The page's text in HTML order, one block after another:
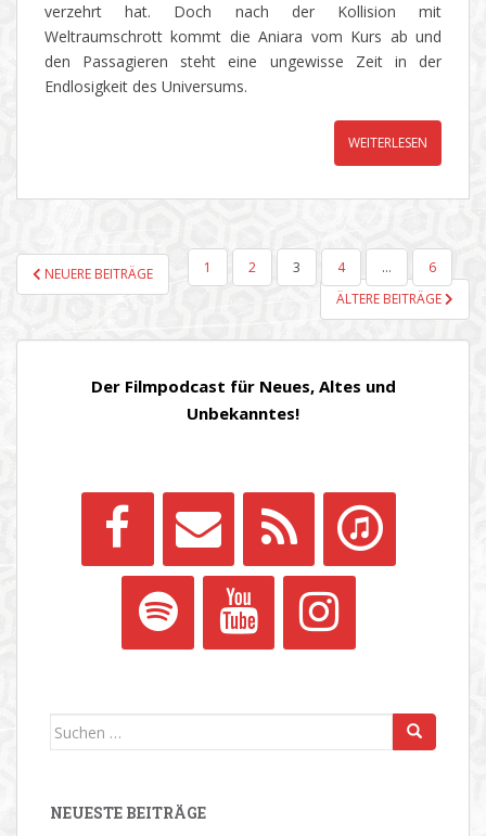
verzehrt hat. Doch nach der Kollision mit
Weltraumschrott kommt die Aniara vom Kurs ab und
den Passagieren steht eine ungewisse Zeit in der
Endlosigkeit des Universums.
WEITERLESEN
SEITENNUMMERIERUNG
DER
NEUERE BEITRÄGE 1 2 3 4 …
6
ÄLTERE BEITRÄGE
Der Filmpodcast für Neues, Altes und
Unbekanntes!
Suchen
NEUESTE BEITRÄGE